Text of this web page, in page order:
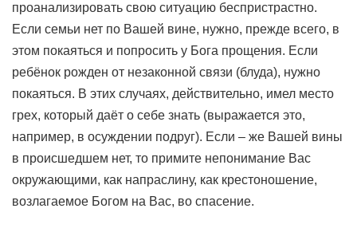
проанализировать свою ситуацию беспристрастно.
Если семьи нет по Вашей вине, нужно, прежде всего, в
этом покаяться и попросить у Бога прощения. Если
ребёнок рожден от незаконной связи (блуда), нужно
покаяться. В этих случаях, действительно, имел место
грех, который даёт о себе знать (выражается это,
например, в осуждении подруг). Если – же Вашей вины
в происшедшем нет, то примите непонимание Вас
окружающими, как напраслину, как крестоношение,
возлагаемое Богом на Вас, во спасение.